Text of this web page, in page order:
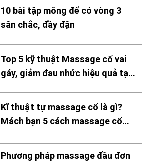
10 bài tập mông để có vòng 3
săn chắc, đầy đặn
Top 5 kỹ thuật Massage cổ vai
gáy, giảm đau nhức hiệu quả tại
Kĩ thuật tự massage cổ là gì?
Mách bạn 5 cách massage cổ
Phương pháp massage đầu đơn